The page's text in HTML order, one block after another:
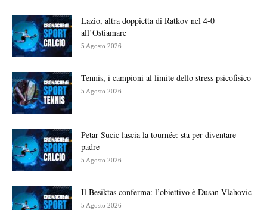
Lazio, altra doppietta di Ratkov nel 4-0
all’Ostiamare
5 Agosto 2026
Tennis, i campioni al limite dello stress psicofisico
5 Agosto 2026
Petar Sucic lascia la tournée: sta per diventare
padre
5 Agosto 2026
Il Besiktas conferma: l’obiettivo è Dusan Vlahovic
5 Agosto 2026